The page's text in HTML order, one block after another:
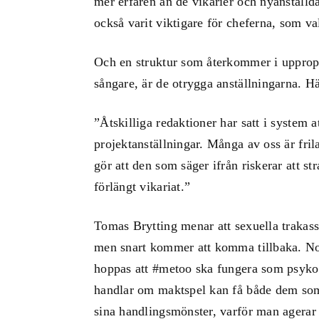
också varit viktigare för cheferna, som
Och en struktur som återkommer i
sångare, är de otrygga anställningarna.
”Åtskilliga redaktioner har satt i system
projektanställningar. Många av oss är
gör att den som säger ifrån riskerar att
förlängt vikariat.”
Tomas Brytting menar att sexuella
men snart kommer att komma tillbaka.
hoppas att #metoo ska fungera som
handlar om maktspel kan få både dem
sina handlingsmönster, varför man